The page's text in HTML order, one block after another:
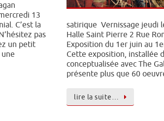
13
C’est la
pas
un petit
satirique Vernissage jeudi
Halle Saint Pierre 2 Rue
Exposition du 1er juin au
Cette exposition, installée
conceptualisée avec The
présente plus que 60
lire la suite…